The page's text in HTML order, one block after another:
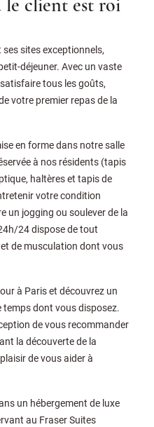
le client est roi
sites exceptionnels,
déjeuner. Avec un vaste
tous les goûts,
votre premier repas de la
en forme dans notre salle
à nos résidents (tapis
haltères et tapis de
votre condition
un jogging ou soulever de la
24 dispose de tout
de musculation dont vous
à Paris et découvrez un
dont vous disposez.
de vous recommander
la découverte de la
de vous aider à
un hébergement de luxe
au Fraser Suites